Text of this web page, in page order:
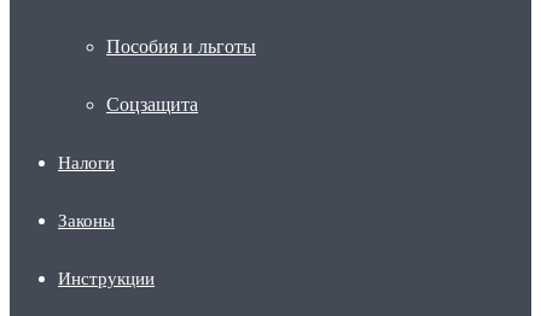
Пособия и льготы
Соцзащита
Налоги
Законы
Инструкции